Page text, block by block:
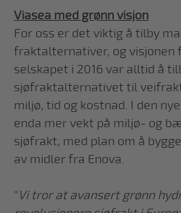
Viasea med grønn visjon
For oss er det viktig å tilby
fraktalternativer, og visjonen
selskapet i 2016 var alltid å
sjøfraktalternativet til
miljø, tid og kostnad. I den
enda mer vekt på miljø- og
sjøfrakt, med plan om å
av midler fra Enova.
"Vi tror at avansert grønn